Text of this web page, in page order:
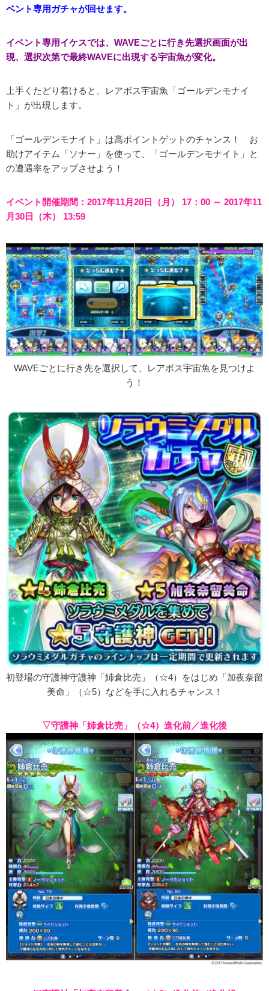
ベント専用ガチャが回せます。
イベント専用イケスでは、WAVEごとに行き先選択画面が出
現、選択次第で最終WAVEに出現する宇宙魚が変化。
上手くたどり着けると、レアボス宇宙魚「ゴールデンモナイ
ト」が出現します。
「ゴールデンモナイト」は高ポイントゲットのチャンス！ お
助けアイテム「ソナー」を使って、「ゴールデンモナイト」と
の遭遇率をアップさせよう！
イベント開催期間：2017年11月20日（月） 17：00 ～ 2017年11
月30日（木） 13:59
WAVEごとに行き先を選択して、レアボス宇宙魚を見つけよ
う！
初登場の守護神守護神「姉倉比売」（☆4）をはじめ「加夜奈留
美命」（☆5）などを手に入れるチャンス！
▽守護神「姉倉比売」（☆4）進化前／進化後